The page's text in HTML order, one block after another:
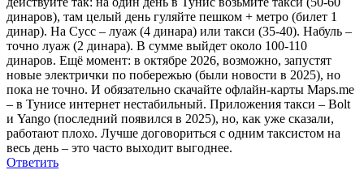
динаров), там целый день гуляйте пешком + метро (билет 1
динар). На Сусс – луаж (4 динара) или такси (35-40). Набуль –
точно луаж (2 динара). В сумме выйдет около 100-110
динаров. Ещё момент: в октябре 2026, возможно, запустят
новые электрички по побережью (были новости в 2025), но
пока не точно. И обязательно скачайте офлайн-карты Maps.me
– в Тунисе интернет нестабильный. Приложения такси – Bolt
и Yango (последний появился в 2025), но, как уже сказали,
работают плохо. Лучше договориться с одним таксистом на
весь день – это часто выходит выгоднее.
Ответить